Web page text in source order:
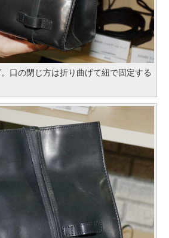
口の閉じ方は折り曲げて紐で固定する